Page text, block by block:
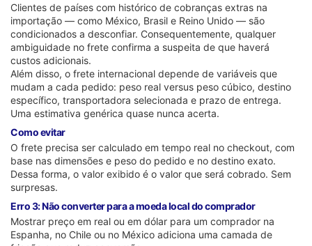
Clientes de países com histórico de cobranças extras na
importação — como México, Brasil e Reino Unido — são
condicionados a desconfiar. Consequentemente, qualquer
ambiguidade no frete confirma a suspeita de que haverá
custos adicionais.
Além disso, o frete internacional depende de variáveis que
mudam a cada pedido: peso real versus peso cúbico, destino
específico, transportadora selecionada e prazo de entrega.
Uma estimativa genérica quase nunca acerta.
Como evitar
O frete precisa ser calculado em tempo real no checkout, com
base nas dimensões e peso do pedido e no destino exato.
Dessa forma, o valor exibido é o valor que será cobrado. Sem
surpresas.
Erro 3: Não converter para a moeda local do comprador
Mostrar preço em real ou em dólar para um comprador na
Espanha, no Chile ou no México adiciona uma camada de